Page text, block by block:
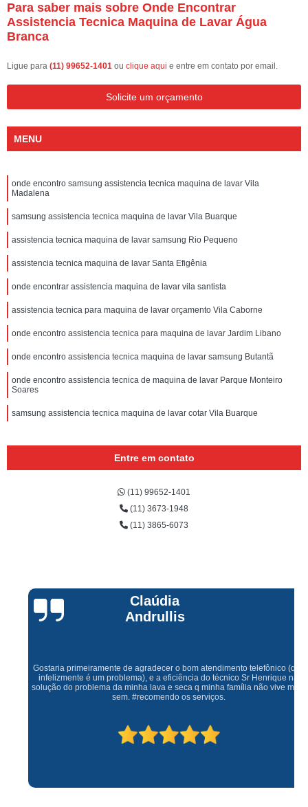
Para saber mais sobre Onde Encontrar
Assistencia Tecnica Maquina de Lavar Água
Branca
Ligue para (11) 99652-1401 ou clique aqui e entre em contato por email.
Solicite um orçamento
MENU
onde encontro samsung assistencia tecnica maquina de lavar Vila
Madalena
samsung assistencia tecnica maquina de lavar Vila Buarque
assistencia tecnica maquina de lavar samsung Rio Pequeno
assistencia tecnica maquina de lavar Santa Efigênia
onde encontrar assistencia maquina de lavar vila santista
assistencia tecnica para maquina de lavar orçamento Vila Caborne
onde encontro assistencia tecnica para maquina de lavar Jardim Libano
onde encontro assistencia tecnica maquina de lavar samsung Butantã
onde encontro assistencia tecnica de maquina de lavar Parque Monteiro
Soares
samsung assistencia tecnica maquina de lavar cotar Vila Buarque
Entre em contato
(11) 99652-1401
(11) 3673-1948
(11) 3865-6073
Claúdia
Andrullis
Gostaria primeiramente de agradecer o bom atendimento telefônico (q hj
infelizmente é um problema), e a eficiência do técnico Sr Henrique na
solução do problema da minha lava e seca q minha família não vive mais
sem. #recomendo os serviços.